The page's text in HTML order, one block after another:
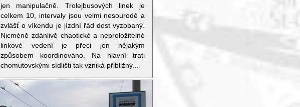
jen manipulačně. Trolejbusových linek je
celkem 10, intervaly jsou velmi nesourodé a
zvlášť o víkendu je jízdní řád dost vyzobaný.
Nicméně zdánlivě chaotické a neproložitelné
linkové vedení je přeci jen nějakým
způsobem koordinováno. Na hlavní trati
chomutovskými sídlišti tak vzniká přibližný...